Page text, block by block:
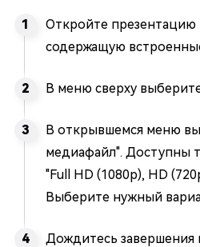
Откройте презентацию
содержащую
В меню сверху
В открывшемся меню
медиафайл". Доступны
"Full HD (1080p), HD
Выберите нужный
Дождитесь завершения